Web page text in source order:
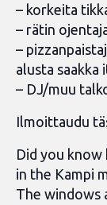
– korkeita
– rätin
–
alusta saakka
– DJ/muu
Ilmoittaudu
Did you
in the Kampi
The windows